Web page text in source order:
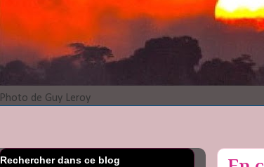
Photo de Guy Leroy
Rechercher dans ce blog